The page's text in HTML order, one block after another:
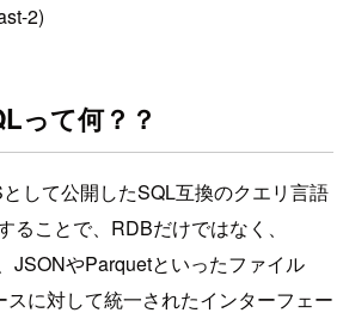
2)
って何？？
して公開したSQL互換のクエリ言語
ることで、RDBだけではなく、
JSONやParquetといったファイル
に対して統一されたインターフェー